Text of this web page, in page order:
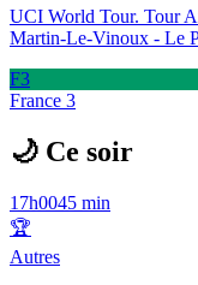
UCI World Tour. Tour
Martin-Le-Vinoux - Le
F3
France 3
🌙 Ce soir
17h0045 min
🏆
Autres